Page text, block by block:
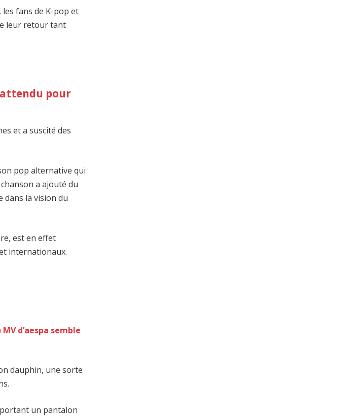
fans de K-pop et
leur retour tant
attendu pour
et a suscité des
pop alternative qui
a ajouté du
dans la vision du
est en effet
internationaux.
d’aespa semble
dauphin, une sorte
un pantalon